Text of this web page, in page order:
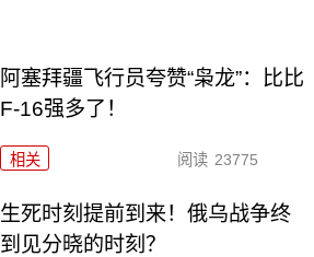
阿塞拜疆飞行员夸赞“枭龙”：比比
F-16强多了！
相关 阅读 23775
生死时刻提前到来！俄乌战争终
到见分晓的时刻？